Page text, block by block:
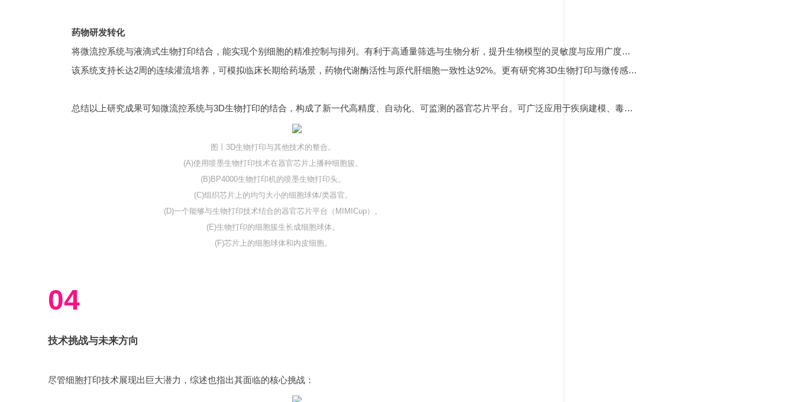
药物研发转化
将微流控系统与液滴式生物打印结合，能实现个别细胞的精准控制与排列。有利于高通量筛选与生物分析，提升生物模型的灵敏度与应用广度。3D生物打印作为补充工具，能自动、精准地沉积细胞或细胞基质材料，构建高通量的生物结构。例如: 利用喷墨打印技术所构建的微流控肝芯片模型(如下图MIMICup芯片所示) 通过动态共培养内皮细胞与肝细胞，成功复现中药肝毒性的病理特征，其预测价值显著优于传统二维模型。
该系统支持长达2周的连续灌流培养，可模拟临床长期给药场景，药物代谢酶活性与原代肝细胞一致性达92%。更有研究将3D生物打印与微传感器平台结合，实现了单个癌细胞类球的自动化沉积至带氧气感测电极的孔中，从而实时监测细胞呼吸速率与代谢活动。
总结以上研究成果可知微流控系统与3D生物打印的结合，构成了新一代高精度、自动化、可监测的器官芯片平台。可广泛应用于疾病建模、毒性评估、生理机制研究、个体化药物筛选等前沿领域。
图丨3D生物打印与其他技术的整合。
(A)使用喷墨生物打印技术在器官芯片上播种细胞簇。
(B)BP4000生物打印机的喷墨生物打印头。
(C)组织芯片上的均匀大小的细胞球体/类器官。
(D)一个能够与生物打印技术结合的器官芯片平台（MIMICup）。
(E)生物打印的细胞簇生长成细胞球体。
(F)芯片上的细胞球体和内皮细胞。
04
技术挑战与未来方向
尽管细胞打印技术展现出巨大潜力，综述也指出其面临的核心挑战：